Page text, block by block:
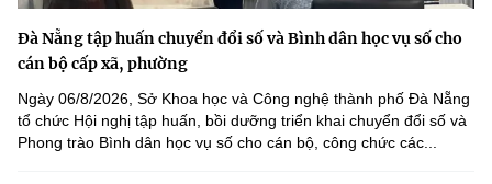
Đà Nẵng tập huấn chuyển đổi số và Bình dân học vụ số cho
cán bộ cấp xã, phường
Ngày 06/8/2026, Sở Khoa học và Công nghệ thành phố Đà Nẵng
tổ chức Hội nghị tập huấn, bồi dưỡng triển khai chuyển đổi số và
Phong trào Bình dân học vụ số cho cán bộ, công chức các...